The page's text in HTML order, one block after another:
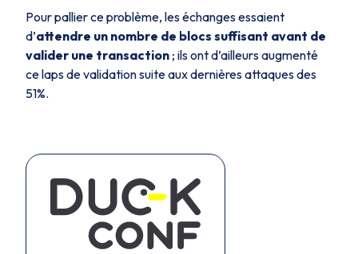
Pour pallier ce problème, les échanges essaient
d’attendre un nombre de blocs suffisant avant de
valider une transaction ; ils ont d’ailleurs augmenté
ce laps de validation suite aux dernières attaques des
51%.